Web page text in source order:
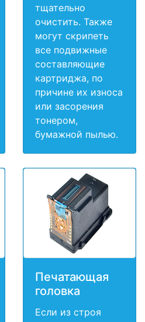
тщательно
очистить. Также
могут скрипеть
все подвижные
составляющие
картриджа, по
причине их износа
или засорения
тонером,
бумажной пылью.
Печатающая
головка
Если из строя